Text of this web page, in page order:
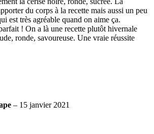
du corps à la recette mais aussi un peu
est très agréable quand on aime ça.
! On a là une recette plutôt hivernale
ronde, savoureuse. Une vraie réussite
– 15 janvier 2021